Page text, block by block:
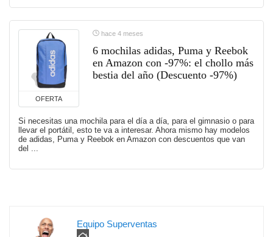
OFERTA
hace 4 meses
6 mochilas adidas, Puma y Reebok
en Amazon con -97%: el chollo más
bestia del año (Descuento -97%)
Si necesitas una mochila para el día a día, para el gimnasio o para
llevar el portátil, esto te va a interesar. Ahora mismo hay modelos
de adidas, Puma y Reebok en Amazon con descuentos que van
del ...
Equipo Superventas